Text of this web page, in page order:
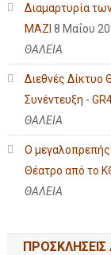
Διαμαρτυρία
ΜΑΖΙ 8 Μαΐου
ΘΑΛΕΙΑ
Διεθνές Δίκτυο
Συνέντευξη -
ΘΑΛΕΙΑ
Ο μεγαλοπρεπής
Θέατρο από το
ΘΑΛΕΙΑ